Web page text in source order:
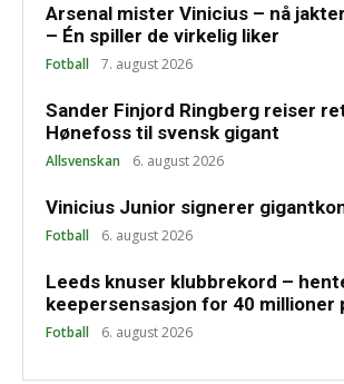
Arsenal mister Vinicius – nå
– Én spiller de virkelig liker
Fotball 7. august 2026
Sander Finjord Ringberg reiser
Hønefoss til svensk gigant
Allsvenskan 6. august 2026
Vinicius Junior signerer
Fotball 6. august 2026
Leeds knuser klubbrekord –
keepersensasjon for 40 millioner
Fotball 6. august 2026